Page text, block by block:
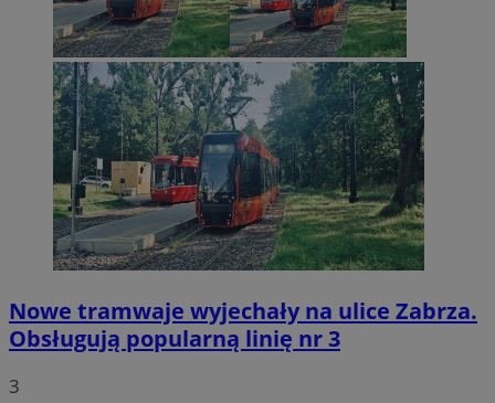
Nowe tramwaje wyjechały na ulice Zabrza.
Obsługują popularną linię nr 3
3